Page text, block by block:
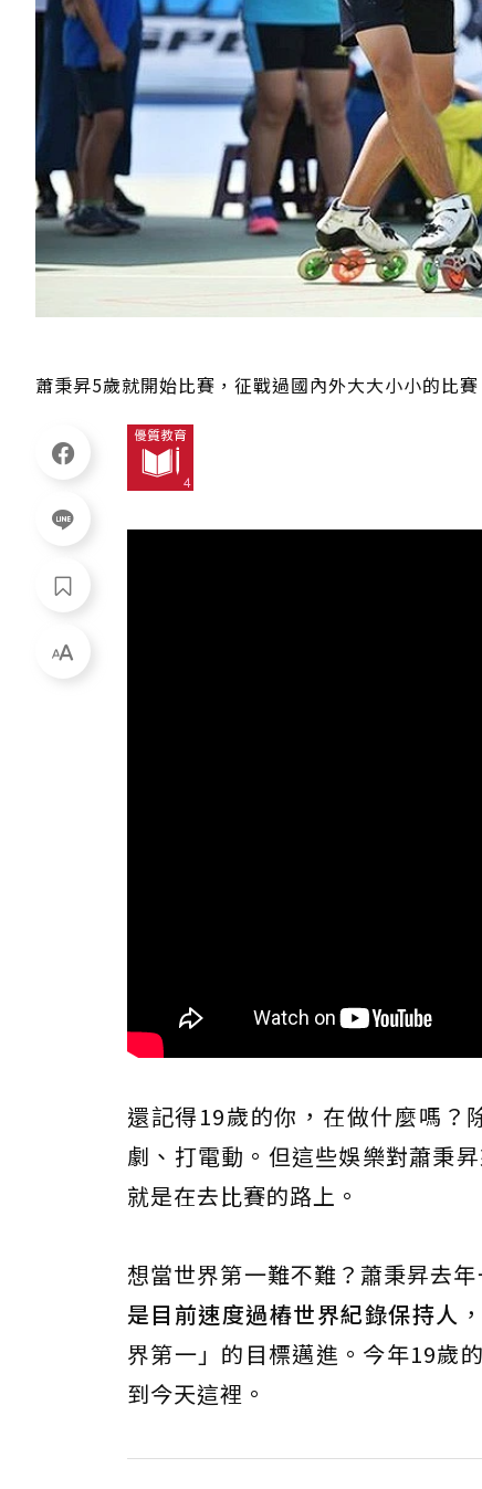
蕭秉昇5歲就開始比賽，征戰過國內外大大小小的比
還記得19歲的你，在做什麼嗎？
劇、打電動。但這些娛樂對蕭秉
就是在去比賽的路上。
想當世界第一難不難？蕭秉昇去年
是目前速度過樁世界紀錄保持人
界第一」的目標邁進。今年19歲
到今天這裡。